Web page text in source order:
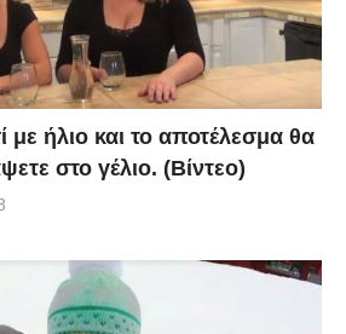
με ήλιο και το αποτέλεσμα θα
στο γέλιο. (Βίντεο)